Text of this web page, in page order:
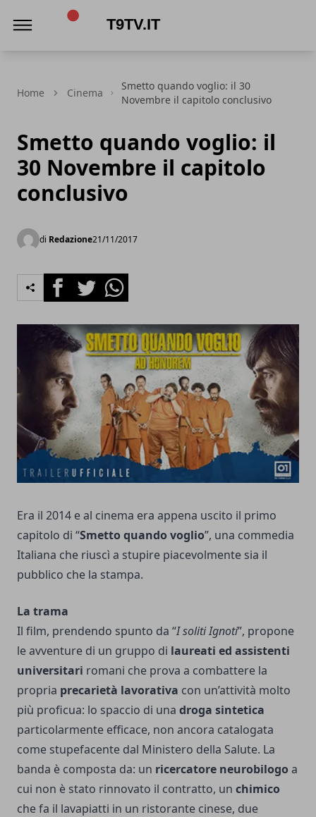
Home Cinema
Smetto quando voglio: il 30
Novembre il capitolo conclusivo
Smetto quando voglio: il
30 Novembre il capitolo
conclusivo
di Redazione21/11/2017
FacebookTwitterWhatsapp
­­Era il 2014 e al cinema era appena uscito il primo
capitolo di “Smetto quando voglio”, una commedia
Italiana che riuscì a stupire piacevolmente sia il
pubblico che la stampa.
La trama
Il film, prendendo spunto da “I soliti Ignoti”, propone
le avventure di un gruppo di laureati ed assistenti
universitari romani che prova a combattere la
propria precarietà lavorativa con un’attività molto
più proficua: lo spaccio di una droga sintetica
particolarmente efficace, non ancora catalogata
come stupefacente dal Ministero della Salute. La
banda è composta da: un ricercatore neurobilogo a
cui non è stato rinnovato il contratto, un chimico
che fa il lavapiatti in un ristorante cinese, due